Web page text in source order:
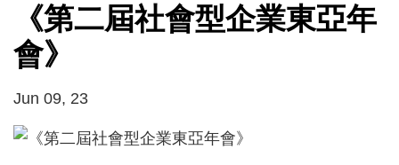
《第二屆社會型企業東亞年
會》
Jun 09, 23